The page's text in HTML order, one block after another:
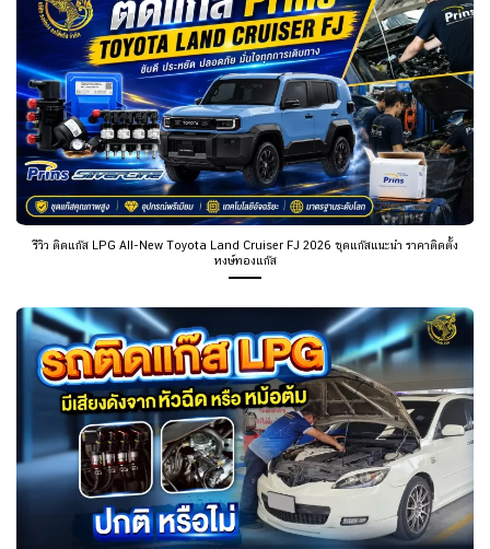
รีวิว ติดแก๊ส LPG All-New Toyota Land Cruiser FJ 2026 ชุดแก๊สแนะนำ ราคาติดตั้ง
หงษ์ทองแก๊ส